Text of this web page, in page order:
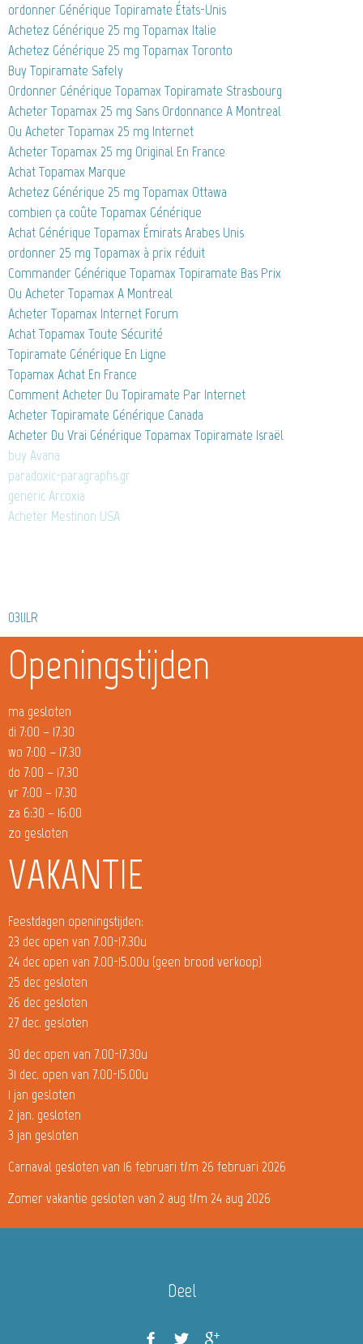
ordonner Générique Topiramate États-Unis
Achetez Générique 25 mg Topamax Italie
Achetez Générique 25 mg Topamax Toronto
Buy Topiramate Safely
Ordonner Générique Topamax Topiramate Strasbourg
Acheter Topamax 25 mg Sans Ordonnance A Montreal
Ou Acheter Topamax 25 mg Internet
Acheter Topamax 25 mg Original En France
Achat Topamax Marque
Achetez Générique 25 mg Topamax Ottawa
combien ça coûte Topamax Générique
Achat Générique Topamax Émirats Arabes Unis
ordonner 25 mg Topamax à prix réduit
Commander Générique Topamax Topiramate Bas Prix
Ou Acheter Topamax A Montreal
Acheter Topamax Internet Forum
Achat Topamax Toute Sécurité
Topiramate Générique En Ligne
Topamax Achat En France
Comment Acheter Du Topiramate Par Internet
Acheter Topiramate Générique Canada
Acheter Du Vrai Générique Topamax Topiramate Israël
buy Avana
paradoxic-paragraphs.gr
generic Arcoxia
Acheter Mestinon USA
03lILR
Openingstijden
ma gesloten
di 7:00 – 17.30
wo 7:00 – 17.30
do 7:00 – 17.30
vr 7:00 – 17.30
za 6:30 – 16:00
zo gesloten
VAKANTIE
Feestdagen openingstijden:
23 dec open van 7.00-17.30u
24 dec open van 7.00-15.00u (geen brood verkoop)
25 dec gesloten
26 dec gesloten
27 dec. gesloten
30 dec open van 7.00-17.30u
31 dec. open van 7.00-15.00u
1 jan gesloten
2 jan. gesloten
3 jan gesloten
Carnaval gesloten van 16 februari t/m 26 februari 2026
Zomer vakantie gesloten van 2 aug t/m 24 aug 2026
Deel